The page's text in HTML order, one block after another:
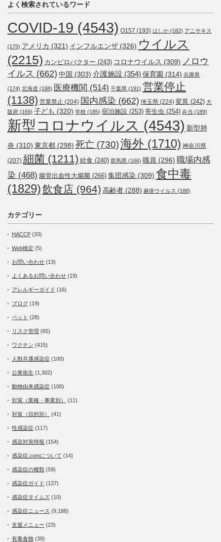
よく検索されているワード
COVID-19 (4543) O157 (193) はしか (182) アニサキス
(175) アメリカ (321) インフルエンザ (326) ウイルス
(2215) カンピロバクター (243) コロナウイルス (309) ノロウ
イルス (662) 中国 (303) 介護施設 (354) 保育園 (314) 兵庫県
(174) 北海道 (188) 医療機関 (514) 千葉県 (191) 営業停止
(1138) 営業禁止 (204) 国内感染 (662) 埼玉県 (224) 変異 (242) 大
阪府 (169) 子ども (320) 学校 (185) 宿泊施設 (253) 寄生虫 (254) 弁当 (189)
新型コロナウイルス (4543) 新型肺
炎 (310) 東京都 (298) 死亡 (730)海外 (1710) 神奈川県
(207) 細菌 (1211) 給食 (240) 群馬県 (166) 職員 (296) 職場内感
染 (468) 腸管出血性大腸菌 (266) 集団感染 (309) 食中毒
(1829)飲食店 (964) 高齢者 (288) 麻疹ウイルス (188)
カテゴリー
HACCP (33)
Web検定 (5)
お問い合わせ (13)
よくあるお問い合わせ (19)
アレルギーガイド (16)
ブログ (19)
ペット (28)
リスク管理 (65)
ワクチン (415)
人獣共通感染症 (100)
公衆衛生 (1,302)
動物由来感染症 (100)
対策（業種・事業別） (11)
対策（目的別） (41)
性感染症 (117)
感染対策情報 (154)
感染症.comについて (14)
感染症の種類 (59)
感染症ガイド (127)
感染症タイムズ (10)
感染症ニュース (9,188)
支援メニュー (23)
有毒食物 (39)